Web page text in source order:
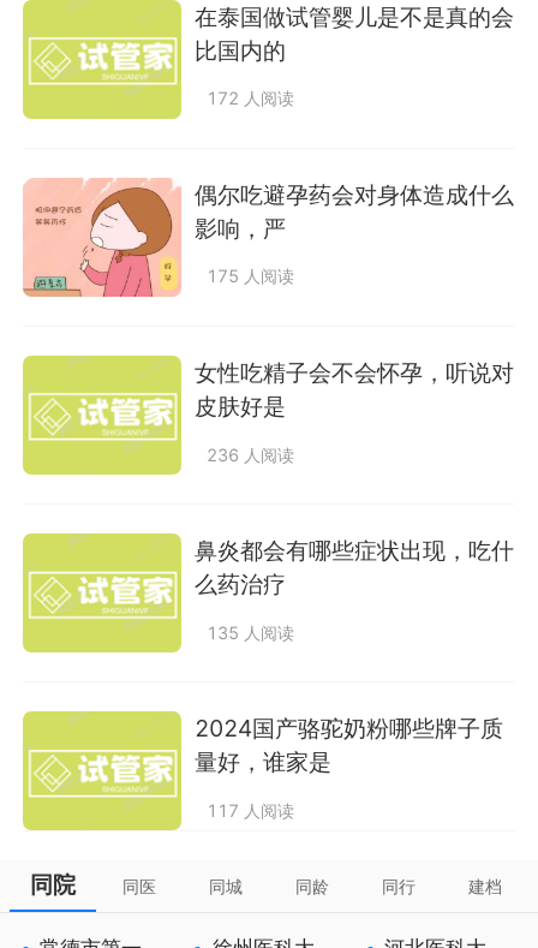
在泰国做试管婴儿是不是真的会
比国内的
172 人阅读
偶尔吃避孕药会对身体造成什么
影响，严
175 人阅读
女性吃精子会不会怀孕，听说对
皮肤好是
236 人阅读
鼻炎都会有哪些症状出现，吃什
么药治疗
135 人阅读
2024国产骆驼奶粉哪些牌子质
量好，谁家是
117 人阅读
同院 同医 同城 同龄 同行 建档